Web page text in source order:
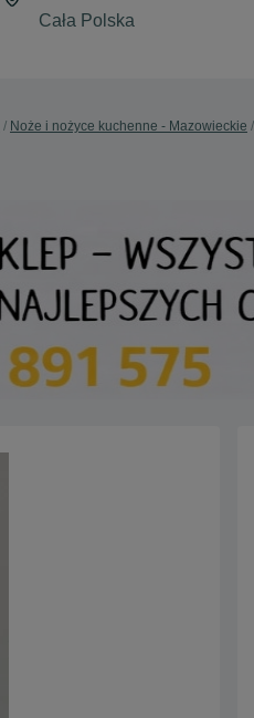
Noże i nożyce kuchenne - Mazowieckie